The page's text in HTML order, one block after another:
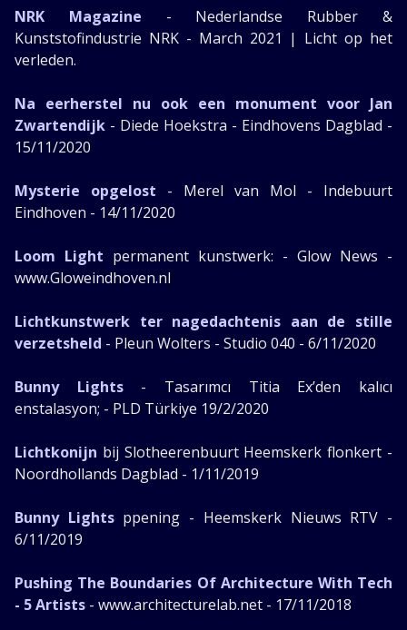
NRK Magazine - Nederlandse Rubber &
Kunststofindustrie NRK - March 2021 | Licht op het
verleden.
Na eerherstel nu ook een monument voor Jan
Zwartendijk - Diede Hoekstra - Eindhovens Dagblad -
15/11/2020
Mysterie opgelost - Merel van Mol - Indebuurt
Eindhoven - 14/11/2020
Loom Light permanent kunstwerk: - Glow News -
www.Gloweindhoven.nl
Lichtkunstwerk ter nagedachtenis aan de stille
verzetsheld - Pleun Wolters - Studio 040 - 6/11/2020
Bunny Lights- Tasarımcı Titia Ex’den kalıcı
enstalasyon; - PLD Türkiye 19/2/2020
Lichtkonijn bij Slotheerenbuurt Heemskerk flonkert -
Noordhollands Dagblad - 1/11/2019
Bunny Lightsppening - Heemskerk Nieuws RTV -
6/11/2019
Pushing The Boundaries Of Architecture With Tech
- 5 Artists - www.architecturelab.net - 17/11/2018